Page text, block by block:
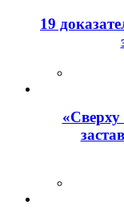
19
«Сверху